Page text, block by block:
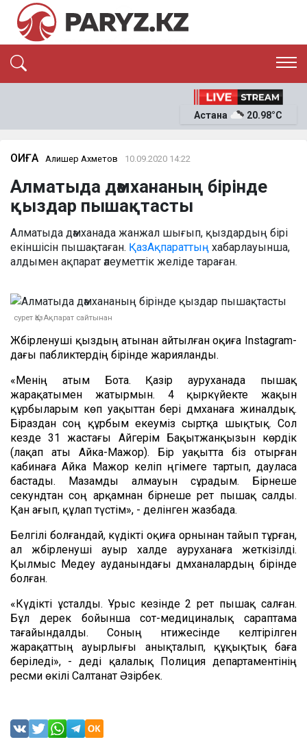
ЭКОНОМИКА
ОҚИҒА
News
Астана 20.98°C
ОҚИҒА Алишер Ахметов 10.09.2020 14:22
Алматыда дәмхананың бірінде
қыздар пышақтасты
Алматыда дәмханада жанжал шығып, қыздардың бірі
екіншісін пышақтаған. ҚазАқпараттың хабарлауынша,
алдымен ақпарат әлеуметтік желіде тараған.
сурет ҚазАқпарат сайтынан
Жәбірленуші қыздың атынан айтылған оқиға Instagram-
дағы пабликтердің бірінде жарияланды.
«Менің атым Бота. Қазір ауруханада пышақ
жарақатымен жатырмын. 4 қыркүйекте жақын
құрбыларым көп уақыттан бері дәмханаға жиналдық.
Біраздан соң құрбым екеуміз сыртқа шықтық. Сол
кезде 31 жастағы Айгерім Бақытжанқызын көрдік
(лақап аты Айка-Мажор). Бір уақытта біз отырған
кабинаға Айка Мажор келіп әңгімеге тартып, дауласа
бастады. Мазамды алмауын сұрадым. Бірнеше
секундтан соң арқамнан бірнеше рет пышақ салды.
Қан ағып, құлап түстім», - делінген жазбада.
Белгілі болғандай, күдікті оқиға орнынан тайып тұрған,
ал жәбірленуші ауыр халде ауруханаға жеткізілді.
Қылмыс Медеу ауданындағы дәмханалардың бірінде
болған.
«Күдікті ұсталды. Ұрыс кезінде 2 рет пышақ салған.
Бұл дерек бойынша сот-медициналық сараптама
тағайындалды. Соның нәтижесінде келтірілген
жарақаттың ауырлығы анықталып, құқықтық баға
беріледі», - деді қалалық Полиция департаментінің
ресми өкілі Салтанат Әзірбек.